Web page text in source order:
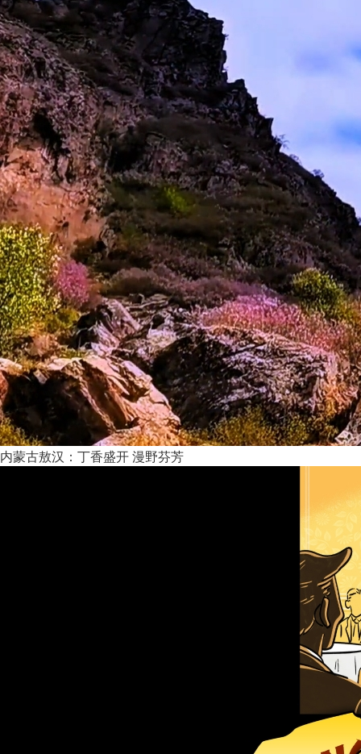
内蒙古敖汉：丁香盛开 漫野芬芳